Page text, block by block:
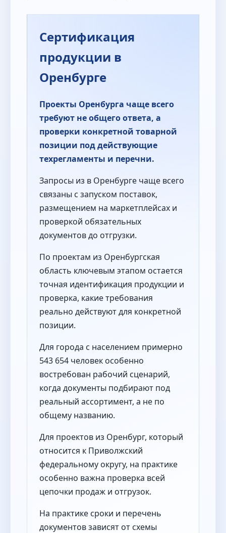
Сертификация
продукции в
Оренбурге
Проекты Оренбурга чаще всего
требуют не общего ответа, а
проверки конкретной товарной
позиции под действующие
техрегламенты и перечни.
Запросы из в Оренбурге чаще всего
связаны с запуском поставок,
размещением на маркетплейсах и
проверкой обязательных
документов до отгрузки.
По проектам из Оренбургская
область ключевым этапом остается
точная идентификация продукции и
проверка, какие требования
реально действуют для конкретной
позиции.
Для города с населением примерно
543 654 человек особенно
востребован рабочий сценарий,
когда документы подбирают под
реальный ассортимент, а не по
общему названию.
Для проектов из Оренбург, который
относится к Приволжский
федеральному округу, на практике
особенно важна проверка всей
цепочки продаж и отгрузок.
На практике сроки и перечень
документов зависят от схемы